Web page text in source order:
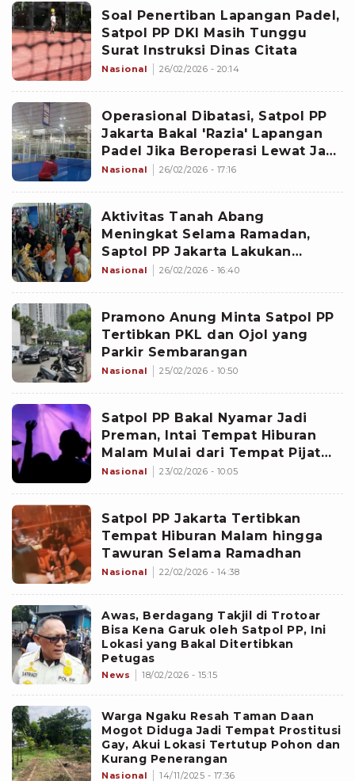
Soal Penertiban Lapangan Padel,
Satpol PP DKI Masih Tunggu
Surat Instruksi Dinas Citata
Nasional 26/02/2026 - 20:14
Operasional Dibatasi, Satpol PP
Jakarta Bakal 'Razia' Lapangan
Padel Jika Beroperasi Lewat Jam
8 Malam
Nasional 26/02/2026 - 17:16
Aktivitas Tanah Abang
Meningkat Selama Ramadan,
Saptol PP Jakarta Lakukan
Penertiban
Nasional 26/02/2026 - 16:40
Pramono Anung Minta Satpol PP
Tertibkan PKL dan Ojol yang
Parkir Sembarangan
Nasional 25/02/2026 - 10:50
Satpol PP Bakal Nyamar Jadi
Preman, Intai Tempat Hiburan
Malam Mulai dari Tempat Pijat
hingga Diskotek yang Tak Ikuti
Nasional 23/02/2026 - 10:05
Satpol PP Jakarta Tertibkan
Tempat Hiburan Malam hingga
Tawuran Selama Ramadhan
Nasional 22/02/2026 - 14:38
Awas, Berdagang Takjil di Trotoar
Bisa Kena Garuk oleh Satpol PP, Ini
Lokasi yang Bakal Ditertibkan
Petugas
News 18/02/2026 - 15:15
Warga Ngaku Resah Taman Daan
Mogot Diduga Jadi Tempat Prostitusi
Gay, Akui Lokasi Tertutup Pohon dan
Kurang Penerangan
Nasional 14/11/2025 - 17:36